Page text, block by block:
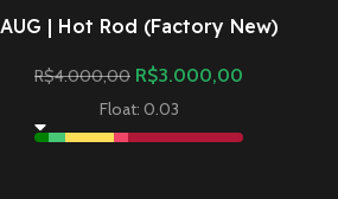
AUG | Hot Rod (Factory New)
R$4.000,00 R$3.000,00
Float: 0.03